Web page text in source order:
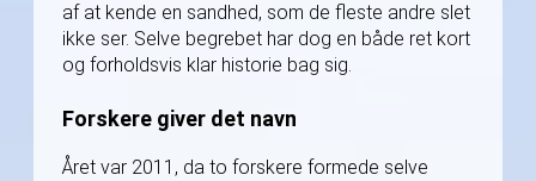
af at kende en sandhed, som de fleste andre slet
ikke ser. Selve begrebet har dog en både ret kort
og forholdsvis klar historie bag sig.
Forskere giver det navn
Året var 2011, da to forskere formede selve